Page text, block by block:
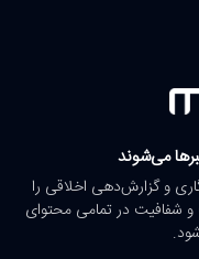
می‌شوند
و گزارش‌دهی اخلاقی را
شفافیت در تمامی محتوای